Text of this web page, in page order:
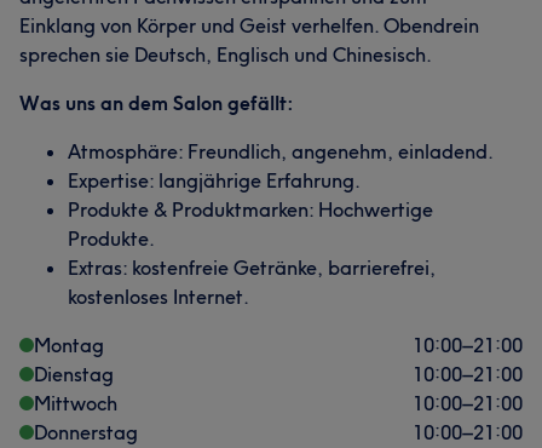
Einklang von Körper und Geist verhelfen. Obendrein
sprechen sie Deutsch, Englisch und Chinesisch.
Was uns an dem Salon gefällt:
Atmosphäre: Freundlich, angenehm, einladend.
Expertise: langjährige Erfahrung.
Produkte & Produktmarken: Hochwertige
Produkte.
Extras: kostenfreie Getränke, barrierefrei,
kostenloses Internet.
Montag
10:00–21:00
Dienstag
10:00–21:00
Mittwoch
10:00–21:00
Donnerstag
10:00–21:00